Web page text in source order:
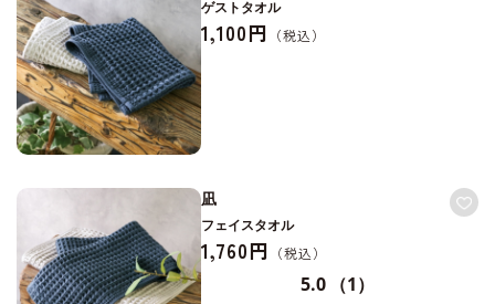
ゲストタオル
1,100円
凪
フェイスタオル
1,760円
5.0 （1）